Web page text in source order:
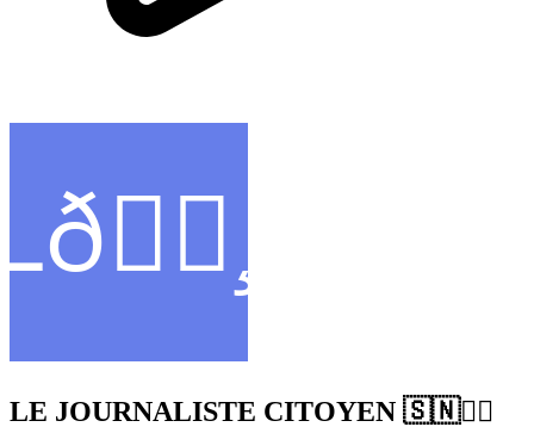
LE JOURNALISTE CITOYEN 🇸🇳✊🏿